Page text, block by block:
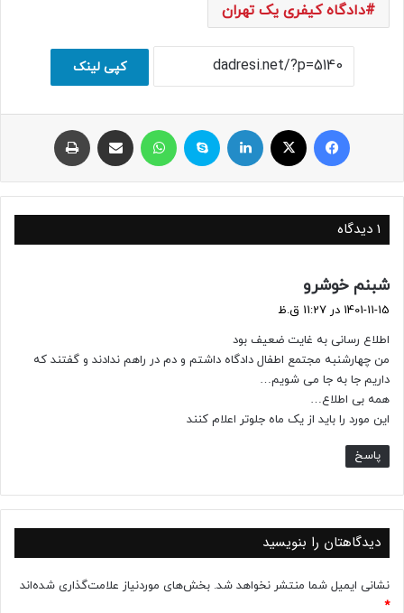
دادگاه کیفری یک تهران
کپی لینک
فیسبوک ایکس لینکداین اسکایپ واتس آپ اشتراک با ایمیل
1 دیدگاه
شبنم خوشرو
ف
:
1401-11-15 در 11:27 ق.ظ
اطلاع رسانی به غایت ضعیف بود
من چهارشنبه مجتمع اطفال دادگاه داشتم و دم در راهم ندادند و گفتند که
داریم جا به جا می شویم…
همه بی اطلاع…
این مورد را باید از یک ماه جلوتر اعلام کنند
پاسخ
دیدگاهتان را بنویسید
نشانی ایمیل شما منتشر نخواهد شد. بخش‌های موردنیاز علامت‌گذاری شده‌اند
*